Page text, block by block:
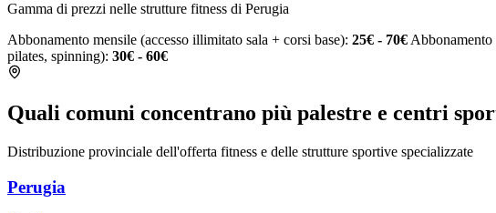
Gamma di prezzi nelle strutture fitness di Perugia
Abbonamento mensile (accesso illimitato sala + corsi base): 25€ - 70€
pilates, spinning): 30€ - 60€
Quali comuni concentrano più palestre e centri
Distribuzione provinciale dell'offerta fitness e delle strutture sportive specializzate
Perugia